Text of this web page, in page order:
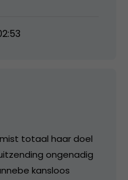
totaal haar doel
ongenadig
kansloos